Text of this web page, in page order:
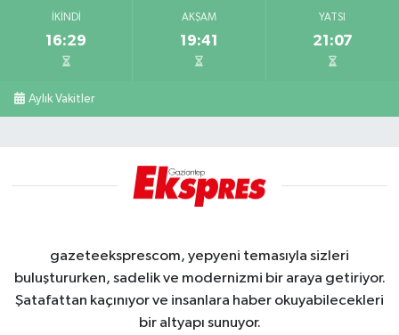
İKINDI
16:29
AKŞAM
19:41
YATSI
21:07
Aylık Vakitler
gazeteeksprescom, yepyeni temasıyla sizleri
buluştururken, sadelik ve modernizmi bir araya getiriyor.
Şatafattan kaçınıyor ve insanlara haber okuyabilecekleri
bir altyapı sunuyor.